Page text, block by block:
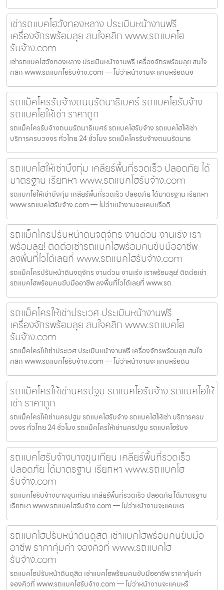
เช่ารถแบคโฮวังทองหลาง ประเมินหน้างานฟรี
เครื่องจักรพร้อมลุย สนใจคลิก www.รถแบคโฮ
รับจ้าง.com
เช่ารถแบคโฮวังทองหลาง ประเมินหน้างานฟรี เครื่องจักรพร้อมลุย สนใจ
คลิก www.รถแบคโฮรับจ้าง.com — ไม่ว่าหน้างานจะแคบหรือดินจ
รถแม็คโครรับจ้างถนนรัตนาธิเบศร์ รถแบคโฮรับจ้าง
รถแบคโฮให้เช่า ราคาถูก
รถแม็คโครรับจ้างถนนรัตนาธิเบศร์ รถแบคโฮรับจ้าง รถแบคโฮให้เช่า
บริการครบวงจร ทั่วไทย 24 ชั่วโมง รถแม็คโครรับจ้างถนนรัตนาธ
รถแบคโฮให้เช่าบึงกุ่ม เคลียร์พื้นที่รวดเร็ว ปลอดภัย ได้
มาตรฐาน เรียกหา www.รถแบคโฮรับจ้าง.com
รถแบคโฮให้เช่าบึงกุ่ม เคลียร์พื้นที่รวดเร็ว ปลอดภัย ได้มาตรฐาน เรียกหา
www.รถแบคโฮรับจ้าง.com — ไม่ว่าหน้างานจะแคบหรือดิ
รถแม็คโครปรับหน้าดินจตุจักร งานด่วน งานเร่ง เรา
พร้อมลุย! ติดต่อเช่ารถแบคโฮพร้อมคนขับมืออาชีพ
ลงพื้นที่ไวได้เลยที่ www.รถแบคโฮรับจ้าง.com
รถแม็คโครปรับหน้าดินจตุจักร งานด่วน งานเร่ง เราพร้อมลุย! ติดต่อเช่า
รถแบคโฮพร้อมคนขับมืออาชีพ ลงพื้นที่ไวได้เลยที่ www.รถ
รถแม็คโครให้เช่าประเวศ ประเมินหน้างานฟรี
เครื่องจักรพร้อมลุย สนใจคลิก www.รถแบคโฮ
รับจ้าง.com
รถแม็คโครให้เช่าประเวศ ประเมินหน้างานฟรี เครื่องจักรพร้อมลุย สนใจ
คลิก www.รถแบคโฮรับจ้าง.com — ไม่ว่าหน้างานจะแคบหรือดิน
รถแม็คโครให้เช่านครปฐม รถแบคโฮรับจ้าง รถแบคโฮให้
เช่า ราคาถูก
รถแม็คโครให้เช่านครปฐม รถแบคโฮรับจ้าง รถแบคโฮให้เช่า บริการครบ
วงจร ทั่วไทย 24 ชั่วโมง รถแม็คโครให้เช่านครปฐม รถแบคโฮรับจ
รถแบคโฮรับจ้างบางขุนเทียน เคลียร์พื้นที่รวดเร็ว
ปลอดภัย ได้มาตรฐาน เรียกหา www.รถแบคโฮ
รับจ้าง.com
รถแบคโฮรับจ้างบางขุนเทียน เคลียร์พื้นที่รวดเร็ว ปลอดภัย ได้มาตรฐาน
เรียกหา www.รถแบคโฮรับจ้าง.com — ไม่ว่าหน้างานจะแคบหร
รถแบคโฮปรับหน้าดินดุสิต เช่าแบคโฮพร้อมคนขับมือ
อาชีพ ราคาคุ้มค่า จองคิวที่ www.รถแบคโฮ
รับจ้าง.com
รถแบคโฮปรับหน้าดินดุสิต เช่าแบคโฮพร้อมคนขับมืออาชีพ ราคาคุ้มค่า
จองคิวที่ www.รถแบคโฮรับจ้าง.com — ไม่ว่าหน้างานจะแคบหรื